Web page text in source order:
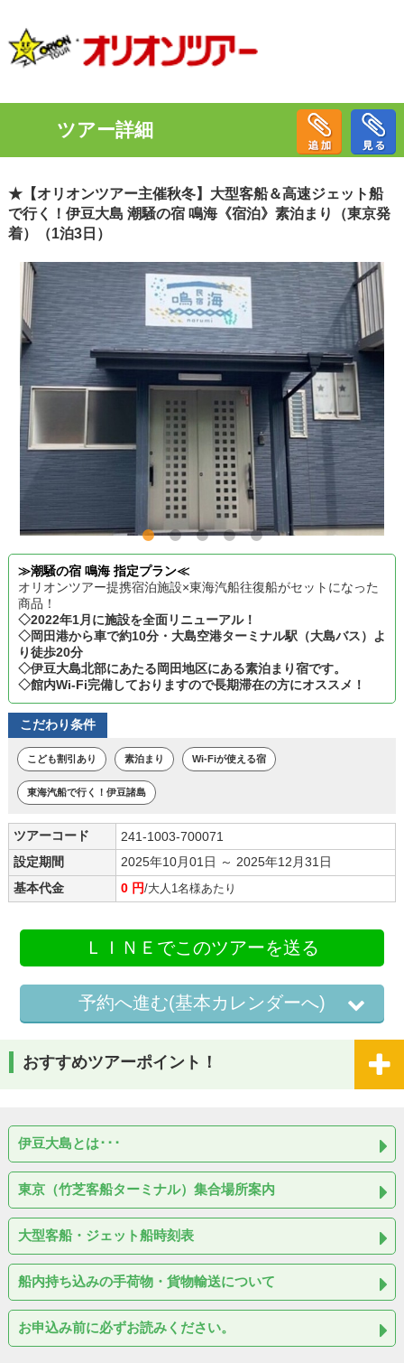
ツアー詳細
★【オリオンツアー主催秋冬】大型客船＆高速ジェット船
で行く！伊豆大島 潮騒の宿 鳴海《宿泊》素泊まり（東京発
着）（1泊3日）
≫潮騒の宿 鳴海 指定プラン≪
オリオンツアー提携宿泊施設×東海汽船往復船がセットになった
商品！
◇2022年1月に施設を全面リニューアル！
◇岡田港から車で約10分・大島空港ターミナル駅（大島バス）よ
り徒歩20分
◇伊豆大島北部にあたる岡田地区にある素泊まり宿です。
◇館内Wi-Fi完備しておりますので長期滞在の方にオススメ！
こだわり条件
こども割引あり 素泊まり Wi-Fiが使える宿
東海汽船で行く！伊豆諸島
ツアーコード
241-1003-700071
設定期間
2025年10月01日 ～ 2025年12月31日
基本代金
0 円/大人1名様あたり
ＬＩＮＥでこのツアーを送る
予約へ進む(基本カレンダーへ)
おすすめツアーポイント！
伊豆大島とは･･･
東京（竹芝客船ターミナル）集合場所案内
大型客船・ジェット船時刻表
船内持ち込みの手荷物・貨物輸送について
お申込み前に必ずお読みください。